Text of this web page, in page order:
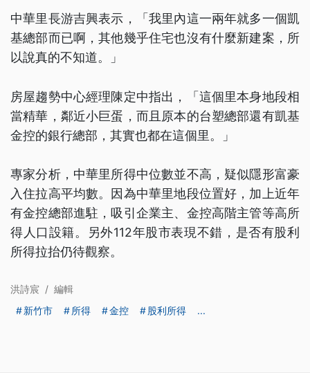
中華里長游吉興表示，「我里內這一兩年就多一個凱
基總部而已啊，其他幾乎住宅也沒有什麼新建案，所
以說真的不知道。」
房屋趨勢中心經理陳定中指出，「這個里本身地段相
當精華，鄰近小巨蛋，而且原本的台塑總部還有凱基
金控的銀行總部，其實也都在這個里。」
專家分析，中華里所得中位數並不高，疑似隱形富豪
入住拉高平均數。因為中華里地段位置好，加上近年
有金控總部進駐，吸引企業主、金控高階主管等高所
得人口設籍。另外112年股市表現不錯，是否有股利
所得拉抬仍待觀察。
洪詩宸 / 編輯
新竹市
所得 金控 股利所得 ...